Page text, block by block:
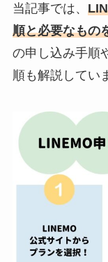
当記事では、
順と必要なもの
の申し込み手順
順も解説してい